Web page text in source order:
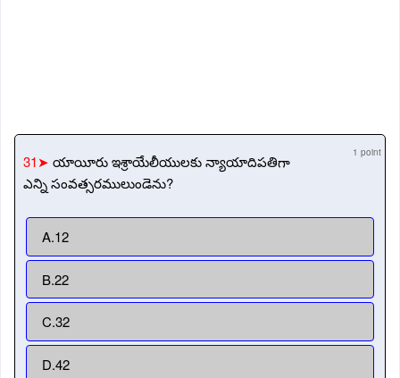
31➤ యాయీరు ఇశ్రాయేలీయులకు న్యాయాదిపతిగా
ఎన్ని సంవత్సరములుండెను?
1 point
A.12
B.22
C.32
D.42